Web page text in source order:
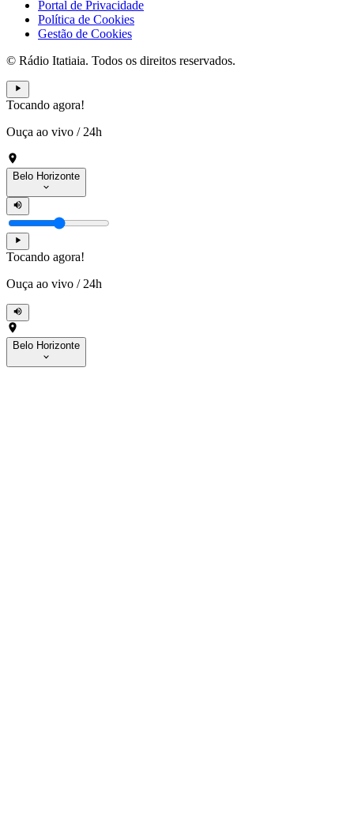
Portal de Privacidade
Política de Cookies
Gestão de Cookies
© Rádio Itatiaia. Todos os direitos reservados.
Tocando agora!
Ouça ao vivo / 24h
Belo Horizonte
Tocando agora!
Ouça ao vivo / 24h
Belo Horizonte